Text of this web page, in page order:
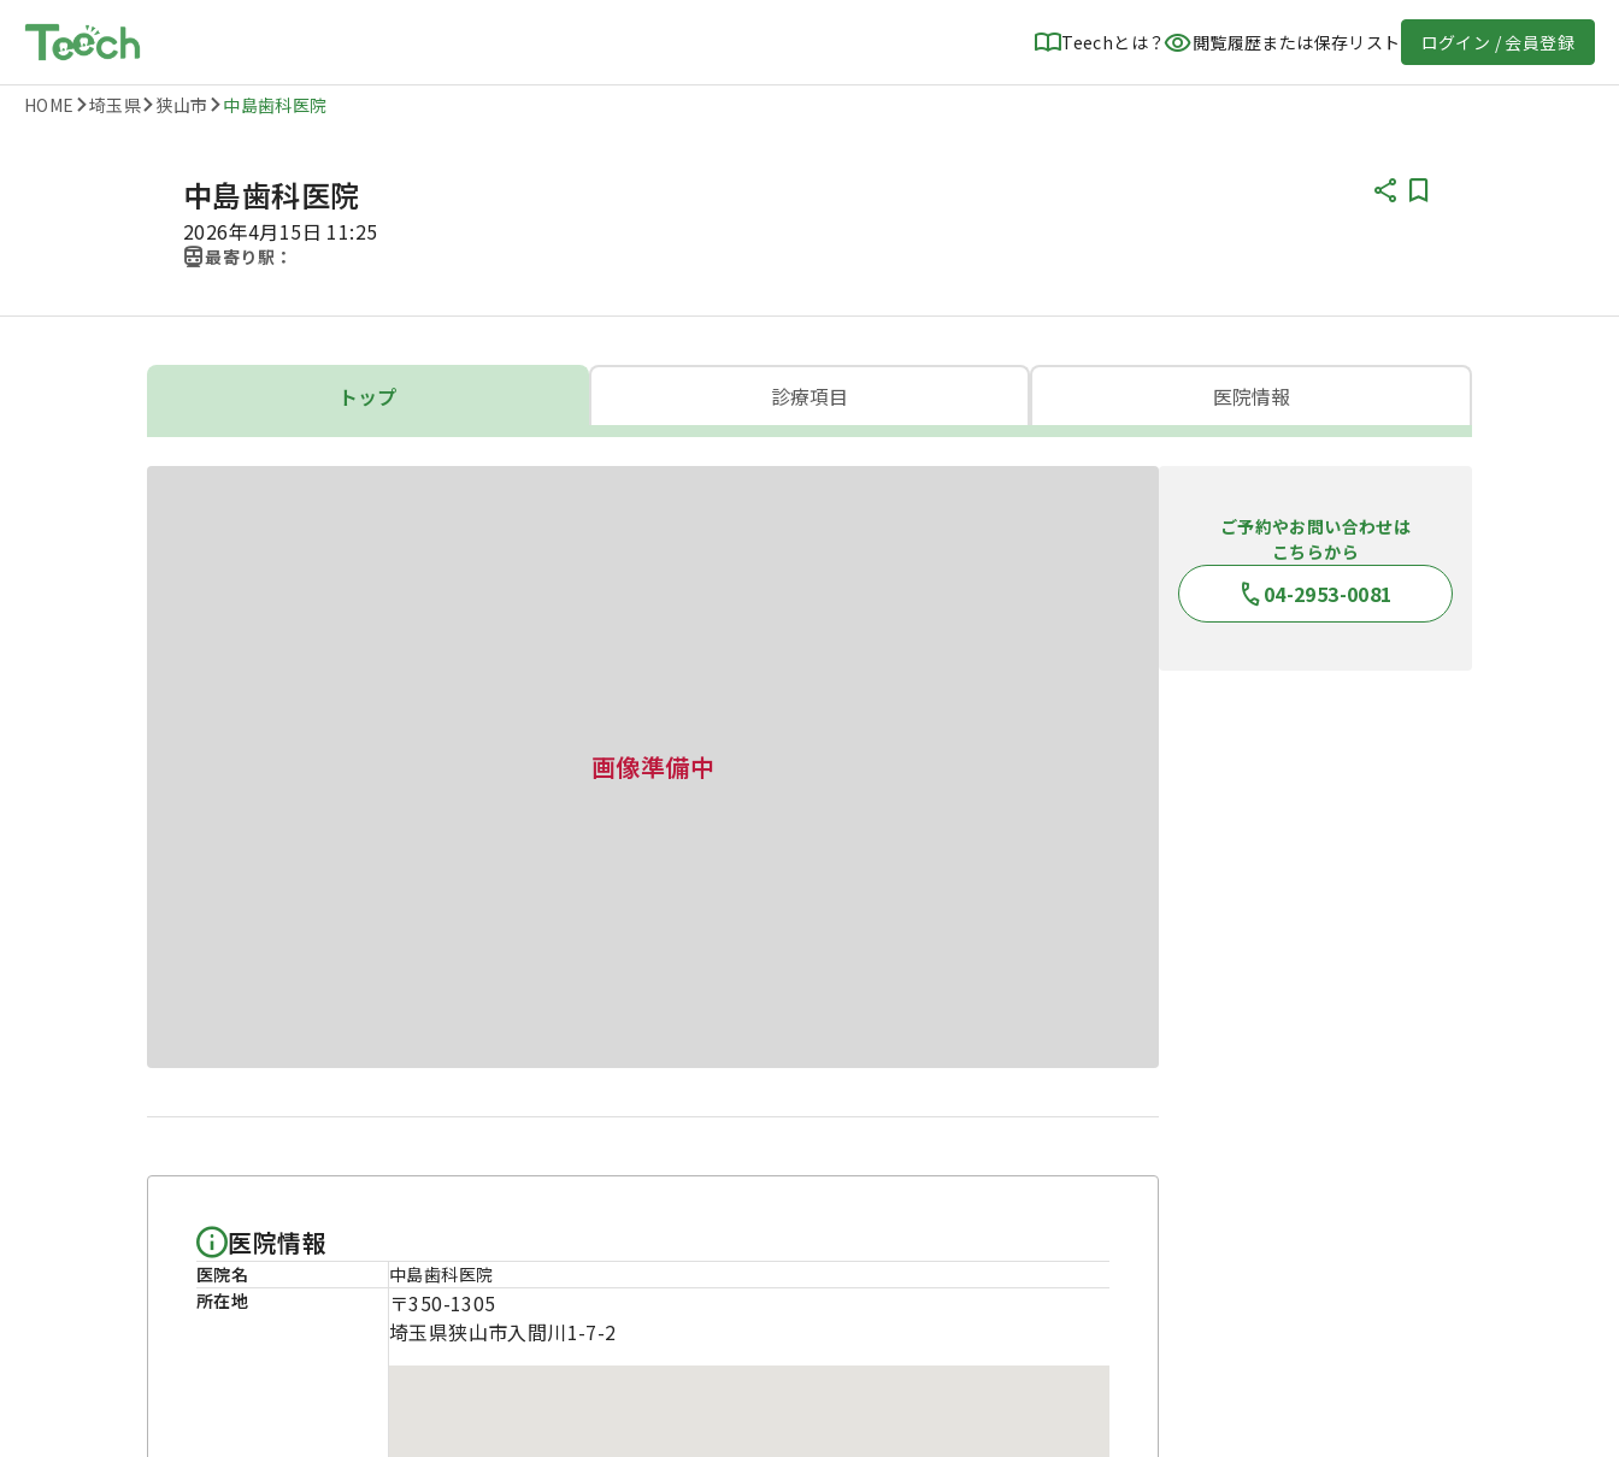
Teechとは？ 閲覧履歴または保存リスト ログイン / 会員登録
HOME 埼玉県 狭山市 中島歯科医院
中島歯科医院
2026年4月15日 11:25
最寄り駅：
トップ 診療項目 医院情報
画像準備中
医院情報
医院名
中島歯科医院
所在地
〒350-1305
埼玉県狭山市入間川1-7-2
ご予約やお問い合わせは
こちらから
04-2953-0081